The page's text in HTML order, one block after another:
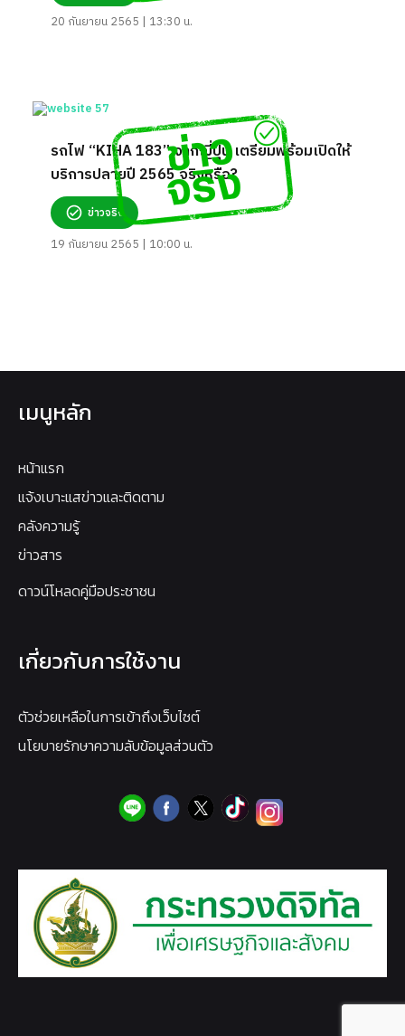
20 กันยายน 2565 | 13:30 น.
รถไฟ “KIHA 183” จากญี่ปุ่น เตรียมพร้อมเปิดให้
บริการปลายปี 2565 จริงหรือ?
ข่าวจริง
19 กันยายน 2565 | 10:00 น.
เมนูหลัก
หน้าแรก
แจ้งเบาะแสข่าวและติดตาม
คลังความรู้
ข่าวสาร
ดาวน์โหลดคู่มือประชาชน
เกี่ยวกับการใช้งาน
ตัวช่วยเหลือในการเข้าถึงเว็บไซต์
นโยบายรักษาความลับข้อมูลส่วนตัว